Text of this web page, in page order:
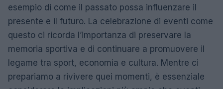
esempio di come il passato possa influenzare il
presente e il futuro. La celebrazione di eventi come
questo ci ricorda l’importanza di preservare la
memoria sportiva e di continuare a promuovere il
legame tra sport, economia e cultura. Mentre ci
prepariamo a rivivere quei momenti, è essenziale